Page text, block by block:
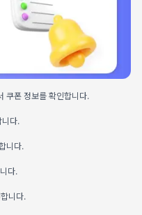
쿠폰 정보를 확인합니다.
다.
니다.
다.
니다.